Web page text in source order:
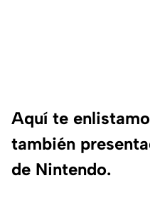
Aquí te
también
de Nintendo.